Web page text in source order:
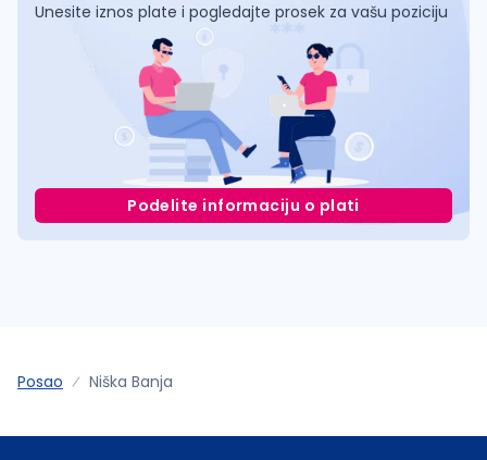
Unesite iznos plate i pogledajte prosek za vašu poziciju
Podelite informaciju o plati
Posao Niška Banja